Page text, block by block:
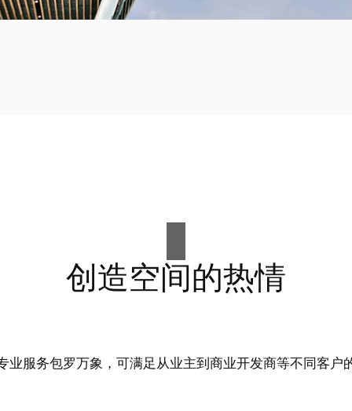
创造空间的热情
业服务包罗万象，可满足从业主到商业开发商等不同客户